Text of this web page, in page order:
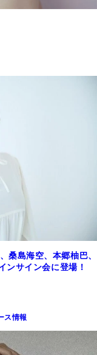
桑島海空、本郷柚巴、
ンサイン会に登場！
ス情報